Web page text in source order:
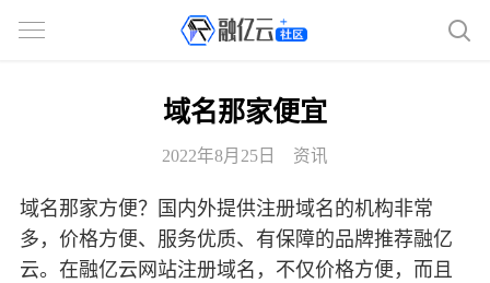
域名那家便宜
2022年8月25日 资讯
域名那家方便？国内外提供注册域名的机构非常
多，价格方便、服务优质、有保障的品牌推荐融亿
云。在融亿云网站注册域名，不仅价格方便，而且